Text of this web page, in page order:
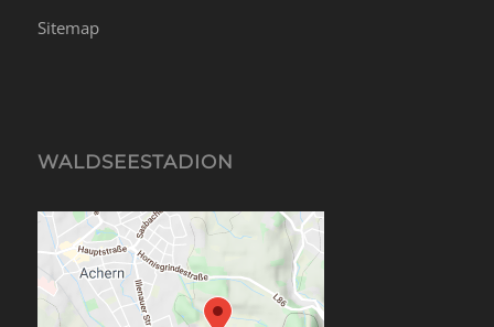
Sitemap
WALDSEESTADION